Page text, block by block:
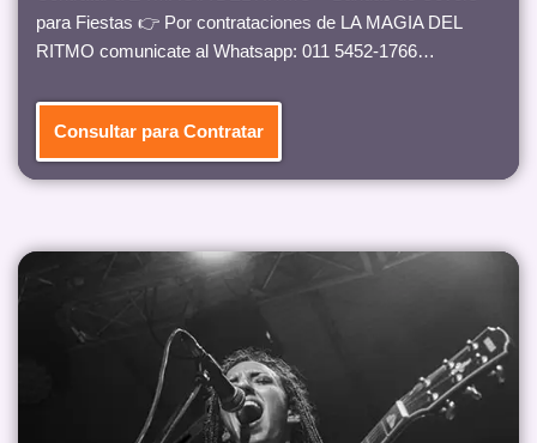
para Fiestas 👉 Por contrataciones de LA MAGIA DEL
RITMO comunicate al Whatsapp: 011 5452-1766…
Consultar para Contratar